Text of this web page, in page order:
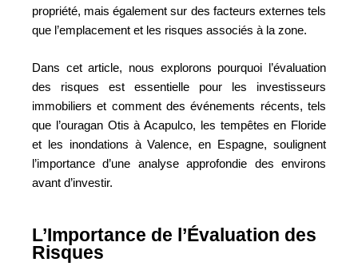
propriété, mais également sur des facteurs externes tels
que l’emplacement et les risques associés à la zone.
Dans cet article, nous explorons pourquoi l’évaluation
des risques est essentielle pour les investisseurs
immobiliers et comment des événements récents, tels
que l’ouragan Otis à Acapulco, les tempêtes en Floride
et les inondations à Valence, en Espagne, soulignent
l’importance d’une analyse approfondie des environs
avant d’investir.
L’Importance de l’Évaluation des
Risques